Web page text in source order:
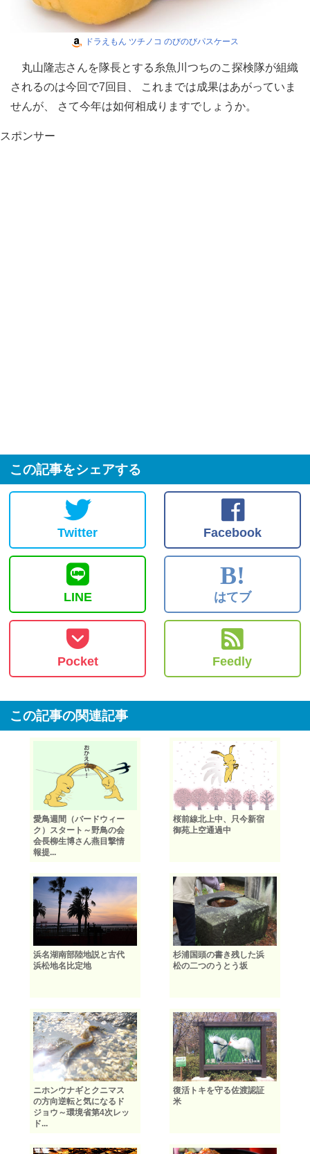
ドラえもん ツチノコ のびのびパスケース
丸山隆志さんを隊長とする糸魚川つちのこ探検隊が組織
されるのは今回で7回目、 これまでは成果はあがっていま
せんが、 さて今年は如何相成りますでしょうか。
スポンサー
この記事をシェアする
Twitter Facebook
LINE
B!
はてブ
Pocket Feedly
この記事の関連記事
愛鳥週間（バードウィー
ク）スタート～野鳥の会
会長柳生博さん燕目撃情
報提...
桜前線北上中、只今新宿
御苑上空通過中
浜名湖南部陸地説と古代
浜松地名比定地
杉浦国頭の書き残した浜
松の二つのうとう坂
ニホンウナギとクニマス
の方向逆転と気になるド
ジョウ～環境省第4次レッ
ド...
復活トキを守る佐渡認証
米